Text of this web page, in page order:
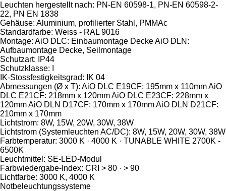
Leuchten hergestellt nach: PN-EN 60598-1, PN-EN 60598-2-
22, PN EN 1838
Gehäuse: Aluminium, profilierter Stahl, PMMAc
Standardfarbe: Weiss - RAL 9016
Montage: AiO DLC: Einbaumontage Decke AiO DLN:
Aufbaumontage Decke, Seilmontage
Schutzart: IP44
Schutzklasse: I
IK-Stossfestigkeitsgrad: IK 04
Abmessungen (Ø x T): AiO DLC E19CF: 195mm x 110mm AiO
DLC E21CF: 218mm x 120mm AiO DLC E23CF: 228mm x
120mm AiO DLN D17CF: 170mm x 170mm AiO DLN D21CF:
210mm x 170mm
Lichtstrom: 8W, 15W, 20W, 30W, 38W
Lichtstrom (Systemleuchten AC/DC): 8W, 15W, 20W, 30W, 38W
Farbtemperatur: 3000 K · 4000 K · TUNABLE WHITE 2700K -
6500K
Leuchtmittel: SE-LED-Modul
Farbwiedergabe-Index: CRI > 80 · > 90
Lichtfarbe: 3000 K, 4000 K
Notbeleuchtungssysteme